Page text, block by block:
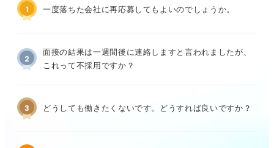
1 一度落ちた会社に再応募してもよいのでしょうか。
2
面接の結果は一週間後に連絡しますと言われましたが、
これって不採用ですか？
3 どうしても働きたくないです。どうすれば良いですか？